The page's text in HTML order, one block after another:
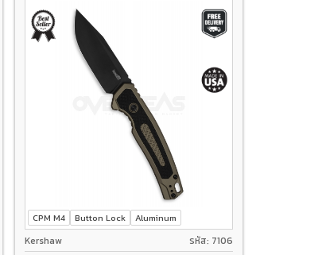
CPM M4 Button Lock Aluminum
Kershaw รหัส: 7106